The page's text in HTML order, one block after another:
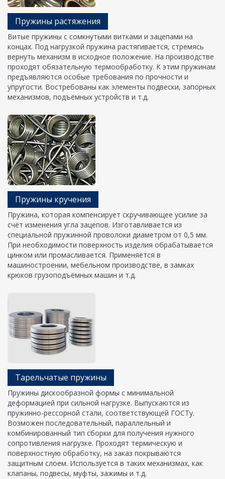
Пружины растяжения
Витые пружины с сомкнутыми витками и зацепами на
концах. Под нагрузкой пружина растягивается, стремясь
вернуть механизм в исходное положение. На производстве
проходят обязательную термообработку. К этим пружинам
предъявляются особые требования по прочности и
упругости. Востребованы как элементы подвески, запорных
механизмов, подъёмных устройств и т.д.
Пружины кручения
Пружина, которая компенсирует скручивающее усилие за
счёт изменения угла зацепов. Изготавливается из
специальной пружинной проволоки диаметром от 0,5 мм.
При необходимости поверхность изделия обрабатывается
цинком или промасливается. Применяется в
машиностроении, мебельном производстве, в замках
крюков грузоподъёмных машин и т.д.
Тарельчатые пружины
Пружины дискообразной формы с минимальной
деформацией при сильной нагрузке. Выпускаются из
пружинно-рессорной стали, соответствующей ГОСТу.
Возможен последовательный, параллельный и
комбинированный тип сборки для получения нужного
сопротивления нагрузке. Проходят термическую и
поверхностную обработку, на заказ покрываются
защитным слоем. Используется в таких механизмах, как
клапаны, подвесы, муфты, зажимы и т.д.